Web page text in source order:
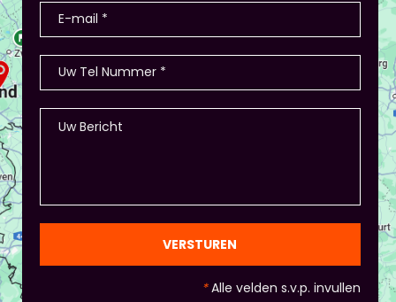
VERSTUREN
*Alle velden s.v.p. invullen